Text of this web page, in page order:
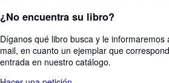
¿No encuentra su libro?
Díganos qué libro busca y le informaremos
mail, en cuanto un ejemplar que
entrada en nuestro catálogo.